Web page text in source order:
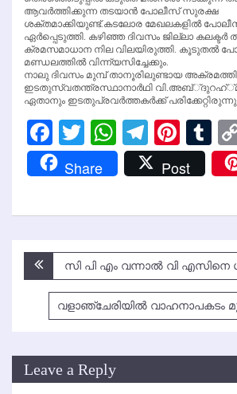
ആവര്‍ത്തിക്കുന്ന തടയാന്‍ പോലീസ് സുരക്ഷ
ശക്തമാക്കിയുണ്ട്.കടലോര മേഖലകളില്‍
ഏര്‍പ്പെടുത്തി. കഴിഞ്ഞ ദിവസം ജില്ലാ കലക്ടര്‍
ക്രമസമാധാന നില വിലയിരുത്തി. കൂടുതല്‍
മണ്ഡലത്തില്‍ വിന്ന്യസിച്ചേക്കും.
നാലു ദിവസം മുമ്പ് താനൂരിലുണ്ടായ
ഇടതുസ്വതന്ത്രസ്ഥാനാര്‍ഥി
ഏതാനും ഇടതുപ്രവര്‍ത്തകര്‍ക്ക് പരിക്കേറ്റിരുന്നു.
Facebook
Twitter
WhatsApp
Share Post
Post
navigation
സി പി എം വന്നാല്‍ വി എസിനെ
വളാഞ്ചേരിയില്‍ വാഹനാപകടം
Leave a Reply